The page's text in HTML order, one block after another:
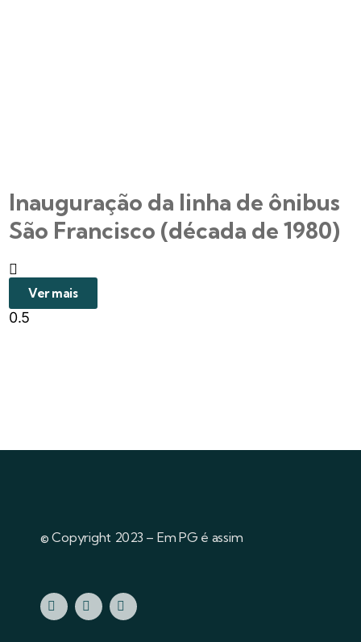
Inauguração da linha de ônibus
São Francisco (década de 1980)
Ver mais
© Copyright 2023 – Em PG é assim